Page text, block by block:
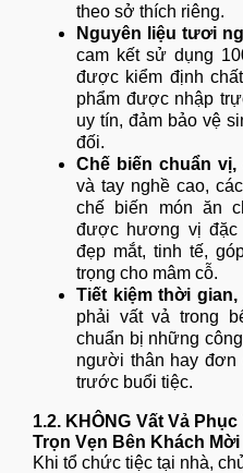
theo sở thích riêng.
Nguyên liệu tươi
cam kết sử dụng
được kiểm định
phẩm được nhập
uy tín, đảm bảo vệ
đối.
Chế biến chuẩn vị,
và tay nghề cao,
chế biến món ăn
được hương vị đặc
đẹp mắt, tinh tế,
trọng cho mâm cỗ.
Tiết kiệm thời
phải vất vả trong
chuẩn bị những
người thân hay đơn
trước buổi tiệc.
1.2. KHÔNG Vất Vả
Trọn Vẹn Bên Khách Mời
Khi tổ chức tiệc tại nhà,